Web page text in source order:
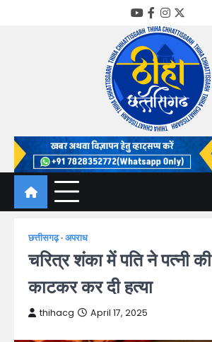
YouTube
Facebook
Twitter
Thiha
गोठ जन-जन के
छत्तीसगढ़ अपराध
चरित्र शंका में पति ने पत्नी
काटकर कर दी हत्या
thihacg April 17, 2025